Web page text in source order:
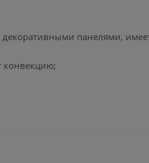
панелями,
конвекцию;